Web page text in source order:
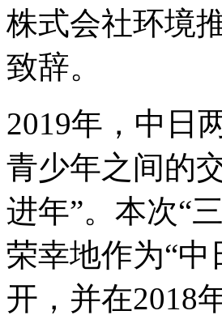
株式会社环境
致辞。
2019年，中日
青少年之间的
进年”。本次“
荣幸地作为“
开，并在2018